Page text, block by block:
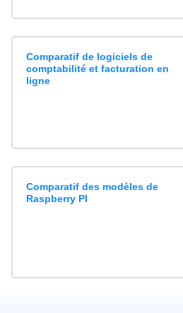
Comparatif de logiciels de
comptabilité et facturation en
ligne
Comparatif des modèles de
Raspberry PI